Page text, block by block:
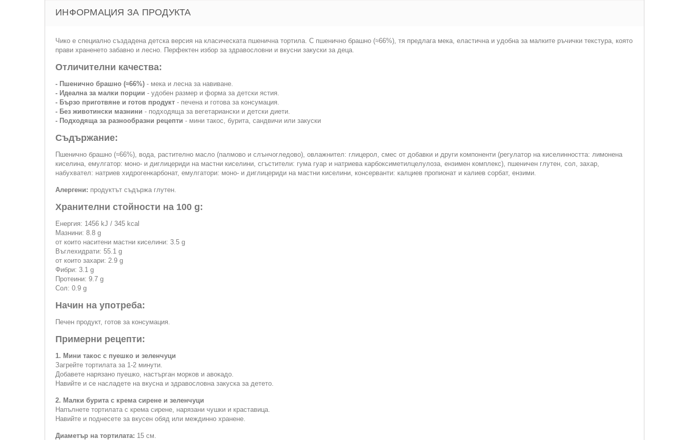
ИНФОРМАЦИЯ ЗА ПРОДУКТА
Чико е специално създадена детска версия на класическата пшенична тортила. С пшенично брашно (≈66%), тя предлага мека, еластична и удобна за малките ръчички текстура, която
прави храненето забавно и лесно. Перфектен избор за здравословни и вкусни закуски за деца.
Отличителни качества:
- Пшенично брашно (≈66%) - мека и лесна за навиване.
- Идеална за малки порции - удобен размер и форма за детски ястия.
- Бързо приготвяне и готов продукт - печена и готова за консумация.
- Без животински мазнини - подходяща за вегетариански и детски диети.
- Подходяща за разнообразни рецепти - мини такос, бурита, сандвичи или закуски
Съдържание:
Пшенично брашно (≈66%), вода, растително масло (палмово и слънчогледово), овлажнител: глицерол, смес от добавки и други компоненти (регулатор на киселинността: лимонена
киселина, емулгатор: моно- и диглицериди на мастни киселини, сгъстители: гума гуар и натриева карбоксиметилцелулоза, ензимен комплекс), пшеничен глутен, сол, захар,
набухвател: натриев хидрогенкарбонат, емулгатори: моно- и диглицериди на мастни киселини, консерванти: калциев пропионат и калиев сорбат, ензими.
Алергени: продуктът съдържа глутен.
Хранителни стойности на 100 g:
Енергия: 1456 kJ / 345 kcal
Мазнини: 8.8 g
от които наситени мастни киселини: 3.5 g
Въглехидрати: 55.1 g
от които захари: 2.9 g
Фибри: 3.1 g
Протеини: 9.7 g
Сол: 0.9 g
Начин на употреба:
Печен продукт, готов за консумация.
Примерни рецепти:
1. Мини такос с пуешко и зеленчуци
Загрейте тортилата за 1-2 минути.
Добавете нарязано пуешко, настърган морков и авокадо.
Навийте и се насладете на вкусна и здравословна закуска за детето.
2. Малки бурита с крема сирене и зеленчуци
Напълнете тортилата с крема сирене, нарязани чушки и краставица.
Навийте и поднесете за вкусен обяд или междинно хранене.
Диаметър на тортилата: 15 см.